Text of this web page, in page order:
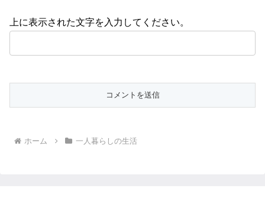
上に表示された文字を入力してください。
ホーム 一人暮らしの生活